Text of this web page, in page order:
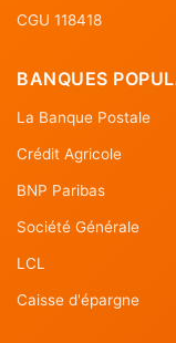
CGU 118418
BANQUES
La Banque Postale
Crédit Agricole
BNP Paribas
Société Générale
LCL
Caisse d'épargne